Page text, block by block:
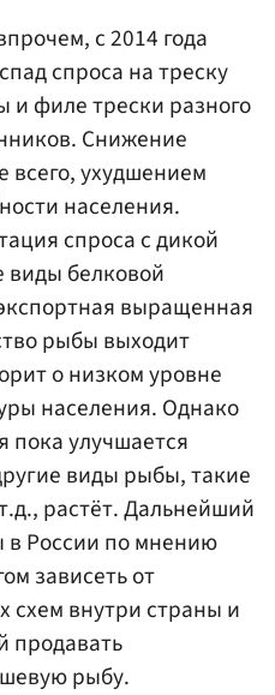
с 2014 года
спроса на треску
и филе трески разного
Снижение
всего, ухудшением
населения.
спроса с дикой
белковой
выращенная
рыбы выходит
о низком уровне
населения. Однако
пока улучшается
виды рыбы, такие
растёт. Дальнейший
в России по мнению
зависеть от
схем внутри страны и
продавать
рыбу.